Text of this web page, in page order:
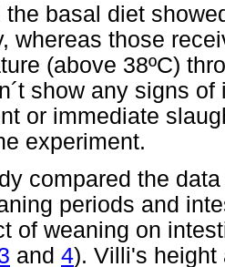
the basal diet
whereas those
(above 38ºC)
show any signs
or immediate
experiment.
compared the
periods and
of weaning on
and 4). Villi's height